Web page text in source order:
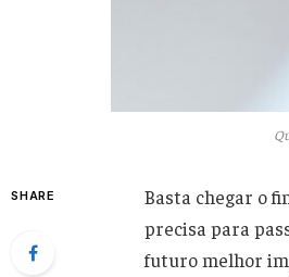
SHARE
Basta chegar o
precisa para
futuro melhor